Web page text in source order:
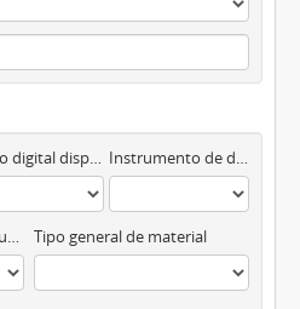
Objeto digital disponibles Instrumento de descripción
Régimen de derechos de autor Tipo general de material